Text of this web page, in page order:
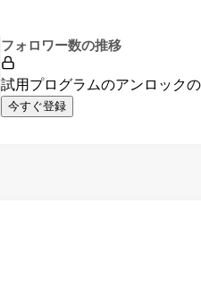
フォロワー数の推移
試用プログラムのアンロックの
今すぐ登録